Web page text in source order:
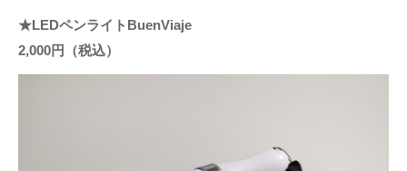
★LEDペンライトBuenViaje
2,000円（税込）